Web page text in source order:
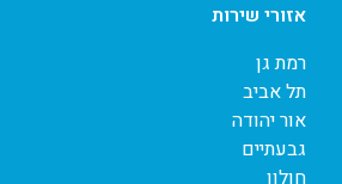
אזורי שירות
רמת גן
תל אביב
אור יהודה
גבעתיים
חולון